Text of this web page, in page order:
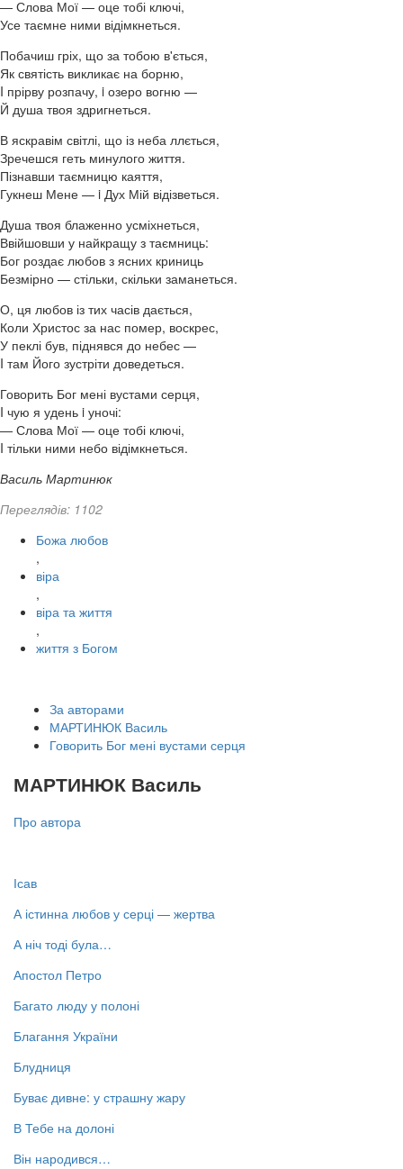
— Слова Мої — оце тобі ключі,
Усе таємне ними відімкнеться.
Побачиш гріх, що за тобою в'ється,
Як святість викликає на борню,
I прірву розпачу, i озеро вогню —
Й душа твоя здригнеться.
В яскравім світлі, що із неба ллється,
Зречешся геть минулого життя.
Пізнавши таємницю каяття,
Гукнеш Мене — i Дух Мій відізветься.
Душа твоя блаженно усміхнеться,
Ввійшовши у найкращу з таємниць:
Бог роздає любов з ясних криниць
Безмірно — стільки, скільки заманеться.
О, ця любов із тих часів дається,
Коли Христос за нас помер, воскрес,
У пеклі був, піднявся до небес —
I там Його зустріти доведеться.
Говорить Бог мені вустами серця,
I чую я удень i уночі:
— Слова Мої — оце тобі ключі,
I тільки ними небо відімкнеться.
Василь Мартинюк
Переглядів: 1102
Божа любов
,
віра
,
віра та життя
,
життя з Богом
За авторами
МАРТИНЮК Василь
Говорить Бог мені вустами серця
МАРТИНЮК Василь
Про автора
Ісав
А істинна любов у серці — жертва
А ніч тоді була…
Апостол Петро
Багато люду у полоні
Благання України
Блудниця
Буває дивне: у страшну жару
В Тебе на долоні
Він народився…